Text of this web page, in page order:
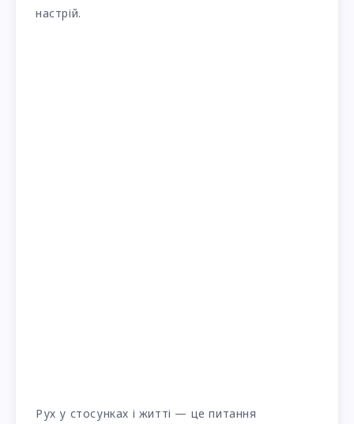
настрій.
Рух у стосунках і житті — це питання